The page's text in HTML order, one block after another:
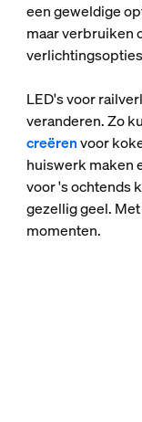
een geweldige
maar verbruiken
LED's voor
veranderen. Zo
creërenvoor
huiswerk maken
voor 's ochtends
gezellig geel.
momenten.